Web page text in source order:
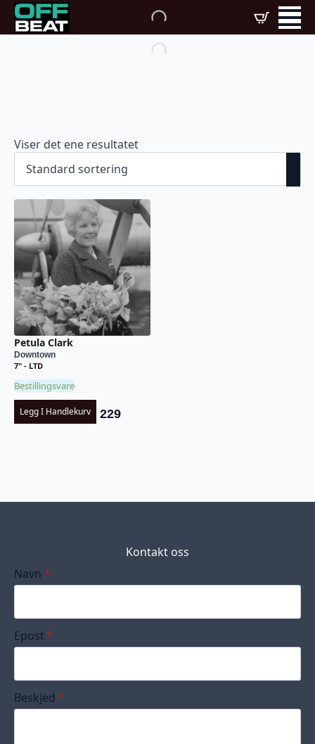
Viser det ene resultatet
Petula Clark
Downtown
7" - LTD
Bestillingsvare
Legg I Handlekurv 229
Kontakt oss
Navn *
Epost *
Beskjed *